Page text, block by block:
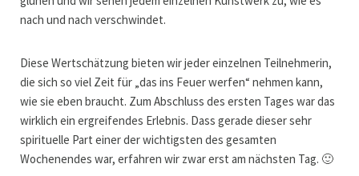
nach und nach verschwindet.
Diese Wertschätzung bieten wir jeder einzelnen Teilnehmerin,
die sich so viel Zeit für „das ins Feuer werfen“ nehmen kann,
wie sie eben braucht. Zum Abschluss des ersten Tages war das
wirklich ein ergreifendes Erlebnis. Dass gerade dieser sehr
spirituelle Part einer der wichtigsten des gesamten
Wochenendes war, erfahren wir zwar erst am nächsten Tag. 🙂